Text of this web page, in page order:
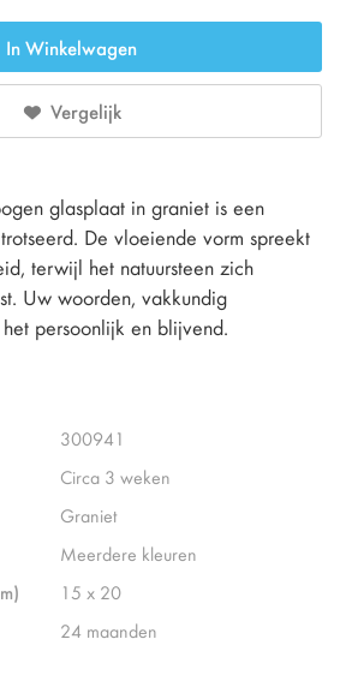
In Winkelwagen
Vergelijk
glasplaat in graniet is een
De vloeiende vorm spreekt
terwijl het natuursteen zich
Uw woorden, vakkundig
persoonlijk en blijvend.
300941
Circa 3 weken
Graniet
Meerdere kleuren
15 x 20
24 maanden